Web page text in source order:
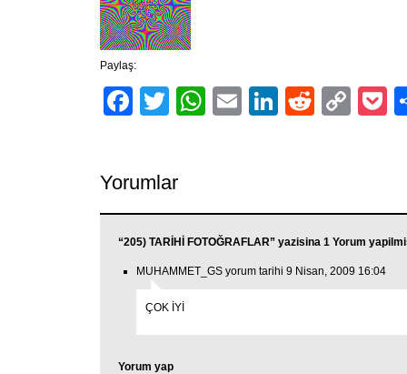
Paylaş:
Facebook
TwitterWhatsApp
EmailLinkedIn
Reddit
Yorumlar
“205) TARİHİ FOTOĞRAFLAR” yazisina 1 Yorum
MUHAMMET_GS yorum tarihi 9 Nisan, 2009 16:04
ÇOK İYİ
Yorum yap